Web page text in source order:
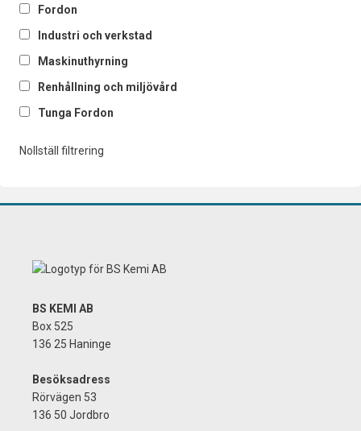
Fordon
Industri och verkstad
Maskinuthyrning
Renhållning och miljövård
Tunga Fordon
Nollställ filtrering
BS KEMI AB
Box 525
136 25 Haninge
Besöksadress
Rörvägen 53
136 50 Jordbro